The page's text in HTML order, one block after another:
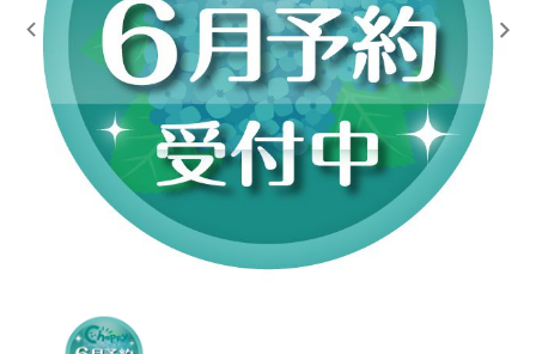
カプセルトイ
販促用空カプセル
レンタル
景品・玩具・文具
販促用カプセルトイ